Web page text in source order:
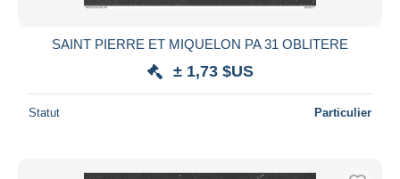
SAINT PIERRE ET MIQUELON PA 31 OBLITERE
± 1,73 $US
Statut Particulier